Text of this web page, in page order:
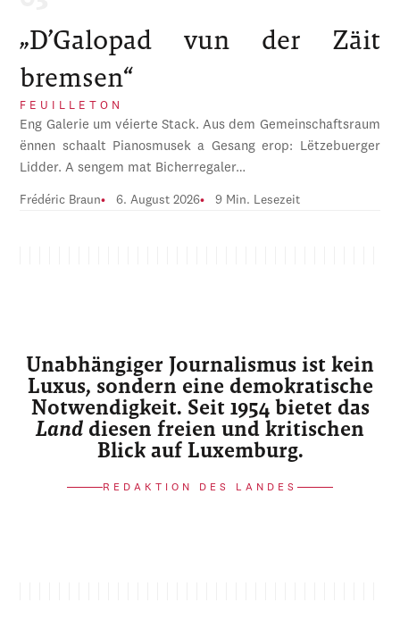
„D’Galopad vun der Zäit
bremsen“
FEUILLETON
Eng Galerie um véierte Stack. Aus dem Gemeinschaftsraum
ënnen schaalt Pianosmusek a Gesang erop: Lëtzebuerger
Lidder. A sengem mat Bicherregaler…
Frédéric Braun 6. August 2026 9 Min. Lesezeit
Unabhängiger Journalismus ist kein
Luxus, sondern eine demokratische
Notwendigkeit. Seit 1954 bietet das
Land diesen freien und kritischen
Blick auf Luxemburg.
REDAKTION DES LANDES